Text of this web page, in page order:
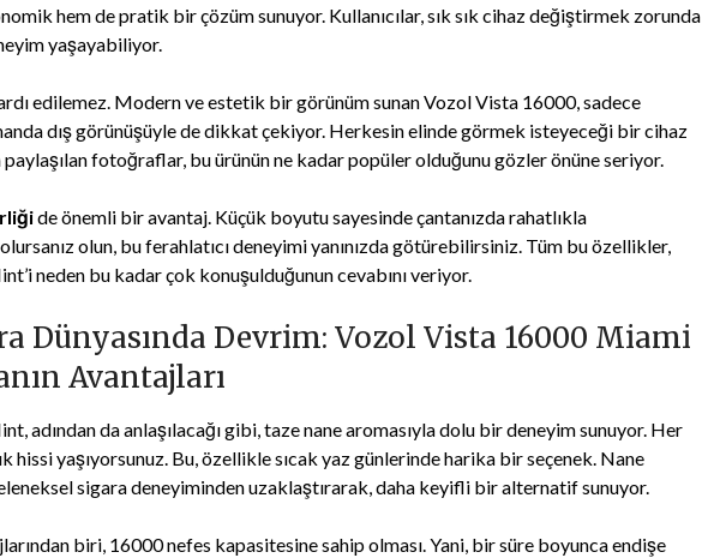
hem de pratik bir çözüm sunuyor. Kullanıcılar, sık sık cihaz değiştirmek zorunda
yaşayabiliyor.
edilemez. Modern ve estetik bir görünüm sunan Vozol Vista 16000, sadece
dış görünüşüyle de dikkat çekiyor. Herkesin elinde görmek isteyeceği bir cihaz
fotoğraflar, bu ürünün ne kadar popüler olduğunu gözler önüne seriyor.
de önemli bir avantaj. Küçük boyutu sayesinde çantanızda rahatlıkla
olun, bu ferahlatıcı deneyimi yanınızda götürebilirsiniz. Tüm bu özellikler,
neden bu kadar çok konuşulduğunun cevabını veriyor.
Dünyasında Devrim: Vozol Vista 16000 Miami
Avantajları
adından da anlaşılacağı gibi, taze nane aromasıyla dolu bir deneyim sunuyor. Her
hissi yaşıyorsunuz. Bu, özellikle sıcak yaz günlerinde harika bir seçenek. Nane
sigara deneyiminden uzaklaştırarak, daha keyifli bir alternatif sunuyor.
biri, 16000 nefes kapasitesine sahip olması. Yani, bir süre boyunca endişe